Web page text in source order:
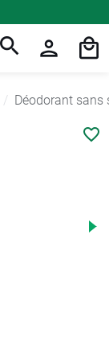
Déodorant